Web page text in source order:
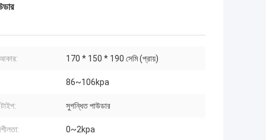
170 * 150 * 190 সেমি (প্রায়)
86~106kpa
সুগন্ধিত পাউডার
0~2kpa